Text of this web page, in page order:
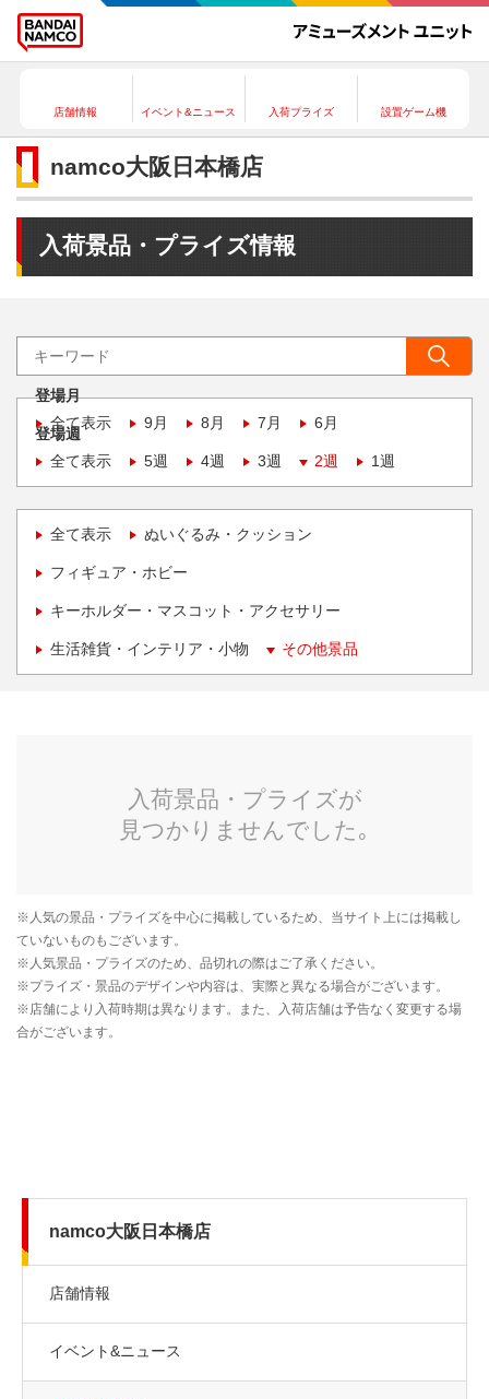
店舗情報 イベント&ニュース 入荷プライズ 設置ゲーム機
namco大阪日本橋店
入荷景品・プライズ情報
登場月
全て表示
9月 8月 7月 6月
登場週
全て表示
5週 4週 3週 2週 1週
全て表示 ぬいぐるみ・クッション
フィギュア・ホビー
キーホルダー・マスコット・アクセサリー
生活雑貨・インテリア・小物 その他景品
namco大阪日本橋店
店舗情報
イベント&ニュース